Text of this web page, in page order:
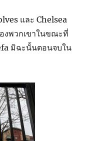
และ Chelsea
งพวกเขาในขณะที่
มิฉะนั้นตอนจบใน